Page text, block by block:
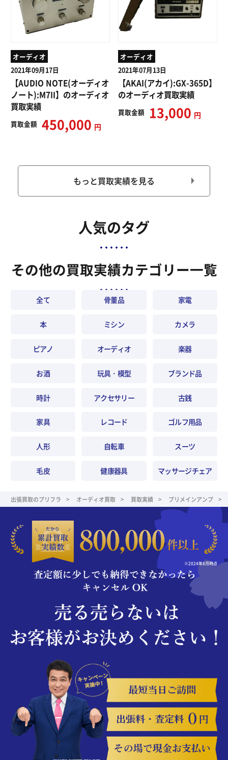
オーディオ
2021年09月17日
【AUDIO NOTE(オーディオ
ノート):M7II】のオーディオ
買取実績
買取金額 450,000 円
オーディオ
2021年07月13日
【AKAI(アカイ):GX-365D】
のオーディオ買取実績
買取金額 13,000 円
もっと買取実績を見る
人気のタグ
その他の買取実績カテゴリー一覧
全て 骨董品 家電
本 ミシン カメラ
ピアノ オーディオ 楽器
お酒 玩具・模型 ブランド品
時計 アクセサリー 古銭
家具 レコード ゴルフ用品
人形 自転車 スーツ
毛皮 健康器具 マッサージチェア
出張買取のプリフラ オーディオ買取 買取実績 プリメインアンプ
※2024年8月時点